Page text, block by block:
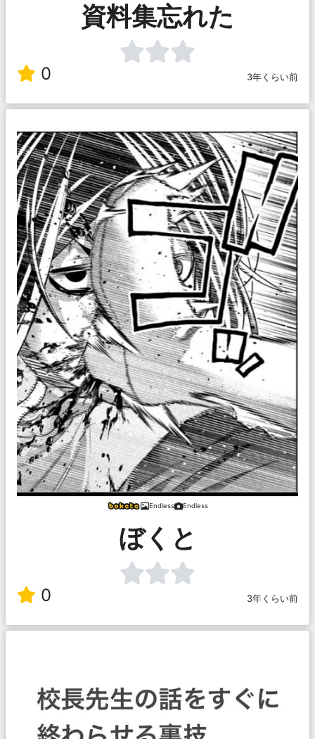
資料集忘れた
0 3年くらい前
Endless Endless
ぼくと
0 3年くらい前